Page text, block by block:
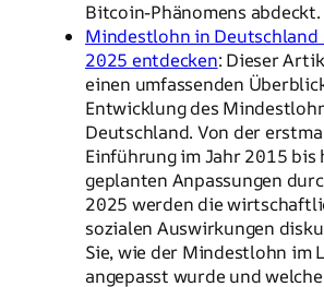
Bitcoin-Phänomens abdeckt.
Mindestlohn in Deutschland
2025 entdecken: Dieser
einen umfassenden
Entwicklung des
Deutschland. Von der
Einführung im Jahr 2015 bis
geplanten Anpassungen
2025 werden die
sozialen Auswirkungen
Sie, wie der Mindestlohn im
angepasst wurde und